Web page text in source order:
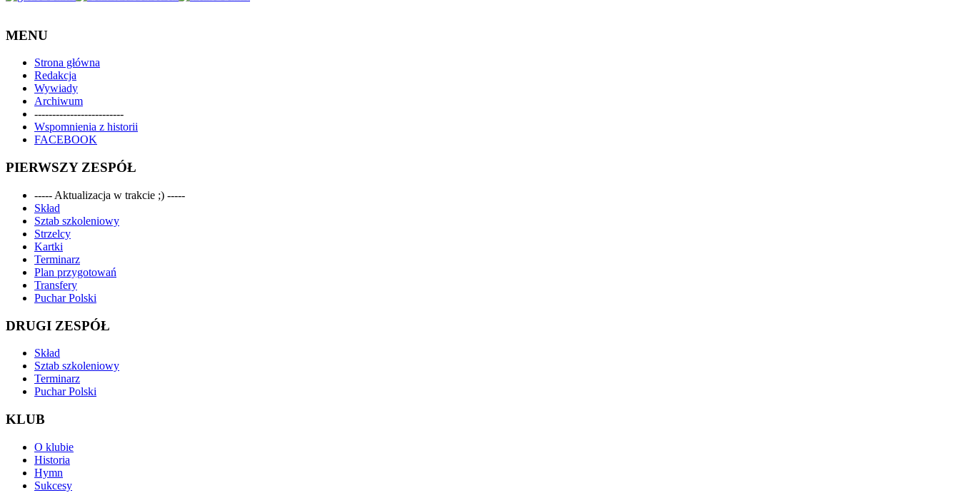
MENU
Strona główna
Redakcja
Wywiady
Archiwum
-------------------------
Wspomnienia z historii
FACEBOOK
PIERWSZY ZESPÓŁ
----- Aktualizacja w trakcie ;) -----
Skład
Sztab szkoleniowy
Strzelcy
Kartki
Terminarz
Plan przygotowań
Transfery
Puchar Polski
DRUGI ZESPÓŁ
Skład
Sztab szkoleniowy
Terminarz
Puchar Polski
KLUB
O klubie
Historia
Hymn
Sukcesy